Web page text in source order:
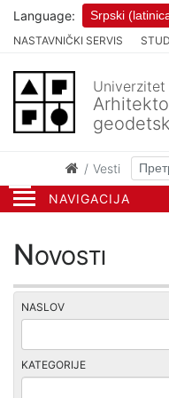
NAVIGACIJA
NASTAVNIČKI SERVIS
Language: Srpski
Univerzitet
Vesti
Novosti
NASLOV
KATEGORIJE